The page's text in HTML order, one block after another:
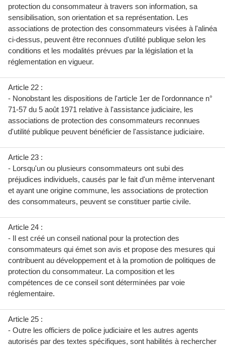
protection du consommateur à travers son information, sa
sensibilisation, son orientation et sa représentation. Les
associations de protection des consommateurs visées à l'alinéa
ci-dessus, peuvent être reconnues d'utilité publique selon les
conditions et les modalités prévues par la législation et la
réglementation en vigueur.
Article 22 :
- Nonobstant les dispositions de l'article 1er de l'ordonnance n°
71-57 du 5 août 1971 relative à l'assistance judiciaire, les
associations de protection des consommateurs reconnues
d'utilité publique peuvent bénéficier de l'assistance judiciaire.
Article 23 :
- Lorsqu'un ou plusieurs consommateurs ont subi des
préjudices individuels, causés par le fait d'un même intervenant
et ayant une origine commune, les associations de protection
des consommateurs, peuvent se constituer partie civile.
Article 24 :
- Il est créé un conseil national pour la protection des
consommateurs qui émet son avis et propose des mesures qui
contribuent au développement et à la promotion de politiques de
protection du consommateur. La composition et les
compétences de ce conseil sont déterminées par voie
réglementaire.
Article 25 :
- Outre les officiers de police judiciaire et les autres agents
autorisés par des textes spécifiques, sont habilités à rechercher